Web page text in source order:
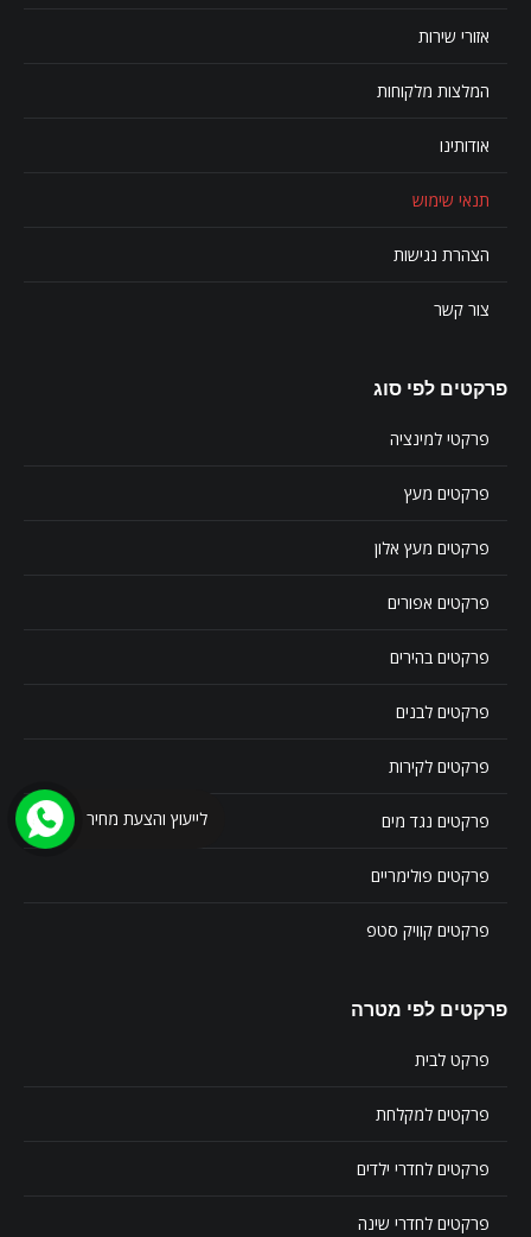
אזורי שירות
המלצות מלקוחות
אודותינו
תנאי שימוש
הצהרת נגישות
צור קשר
פרקטים לפי סוג
פרקטי למינציה
פרקטים מעץ
פרקטים מעץ אלון
פרקטים אפורים
פרקטים בהירים
פרקטים לבנים
פרקטים לקירות
פרקטים נגד מים
פרקטים פולימריים
פרקטים קוויק סטפ
פרקטים לפי מטרה
פרקט לבית
פרקטים למקלחת
פרקטים לחדרי ילדים
פרקטים לחדרי שינה
לייעוץ והצעת מחיר